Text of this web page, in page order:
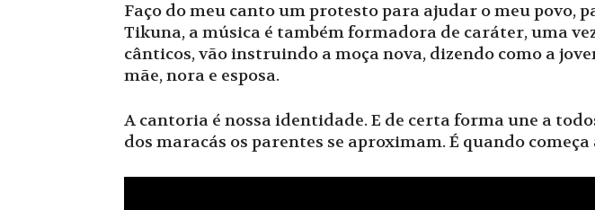
Faço do meu canto um protesto para ajudar o meu povo,
Tikuna, a música é também formadora de caráter, uma
cânticos, vão instruindo a moça nova, dizendo como a
mãe, nora e esposa.
A cantoria é nossa identidade. E de certa forma une a
dos maracás os parentes se aproximam. É quando